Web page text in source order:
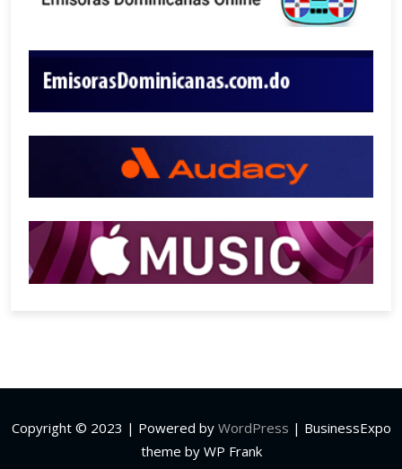
Copyright © 2023 | Powered by WordPress | BusinessExpo
theme by WP Frank